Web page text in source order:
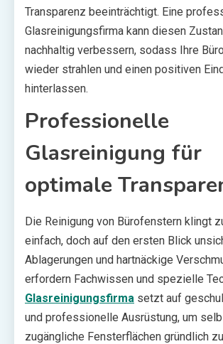
Transparenz beeinträchtigt. Eine
Glasreinigungsfirma kann diesen
nachhaltig verbessern, sodass Ihre
wieder strahlen und einen positiven
hinterlassen.
Professionelle
Glasreinigung für
optimale
Die Reinigung von Bürofenstern klingt
einfach, doch auf den ersten Blick
Ablagerungen und hartnäckige
erfordern Fachwissen und spezielle
Glasreinigungsfirma setzt auf
und professionelle Ausrüstung, um
zugängliche Fensterflächen gründlich